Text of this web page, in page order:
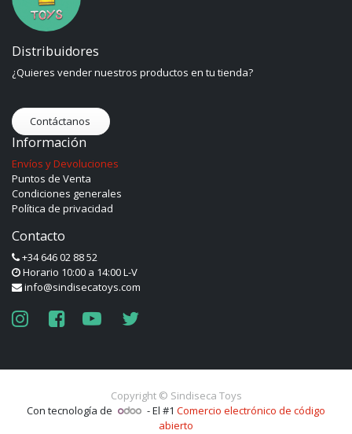
Distribuidores
¿Quieres vender nuestros productos en tu tienda?
Contáctanos
Información
Envíos y Devoluciones
Puntos de Venta
Condiciones generales
Política de privacidad
Contacto
+34 646 02 88 52
Horario 10:00 a 14:00 L-V
info@sindisecatoys.com
Copyright © Sindiseca Toys
Con tecnología de
- El #1 Comercio electrónico de código
abierto